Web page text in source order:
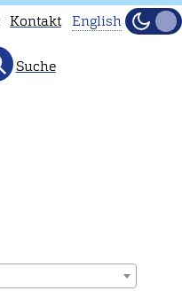
Kontakt
to
English
Hell
Suche